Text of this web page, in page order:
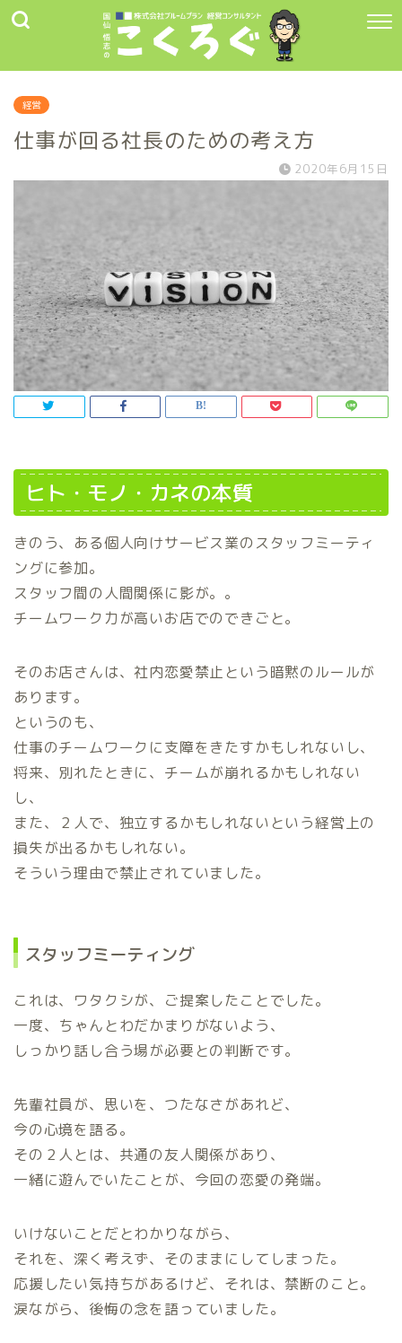
経営
仕事が回る社長のための考え方
2020年6月15日
ヒト・モノ・カネの本質
きのう、ある個人向けサービス業のスタッフミーティ
ングに参加。
スタッフ間の人間関係に影が。。
チームワーク力が高いお店でのできごと。
そのお店さんは、社内恋愛禁止という暗黙のルールが
あります。
というのも、
仕事のチームワークに支障をきたすかもしれないし、
将来、別れたときに、チームが崩れるかもしれない
し、
また、２人で、独立するかもしれないという経営上の
損失が出るかもしれない。
そういう理由で禁止されていました。
スタッフミーティング
これは、ワタクシが、ご提案したことでした。
一度、ちゃんとわだかまりがないよう、
しっかり話し合う場が必要との判断です。
先輩社員が、思いを、つたなさがあれど、
今の心境を語る。
その２人とは、共通の友人関係があり、
一緒に遊んでいたことが、今回の恋愛の発端。
いけないことだとわかりながら、
それを、深く考えず、そのままにしてしまった。
応援したい気持ちがあるけど、それは、禁断のこと。
涙ながら、後悔の念を語っていました。